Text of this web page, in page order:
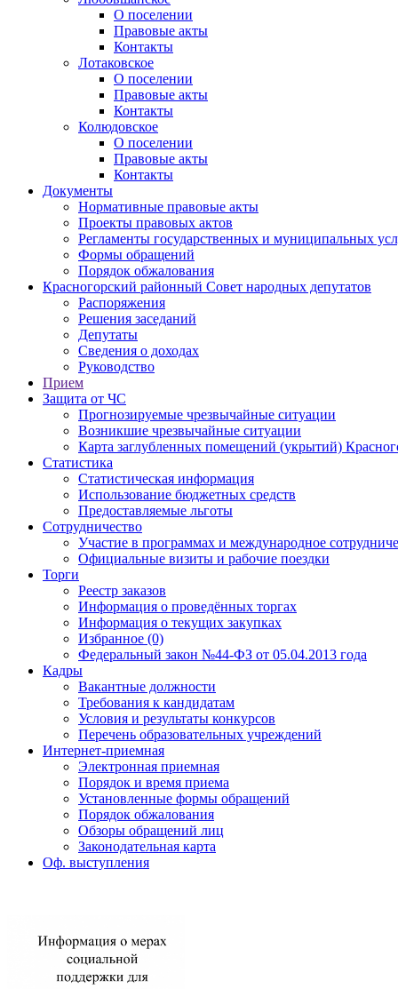
О поселении
Правовые акты
Контакты
Лотаковское
О поселении
Правовые акты
Контакты
Колюдовское
О поселении
Правовые акты
Контакты
Документы
Нормативные правовые акты
Проекты правовых актов
Регламенты государственных и муниципальных
Формы обращений
Порядок обжалования
Красногорский районный Совет народных депутатов
Распоряжения
Решения заседаний
Депутаты
Сведения о доходах
Руководство
Прием
Защита от ЧС
Прогнозируемые чрезвычайные ситуации
Возникшие чрезвычайные ситуации
Карта заглубленных помещений (укрытий)
Статистика
Статистическая информация
Использование бюджетных средств
Предоставляемые льготы
Сотрудничество
Участие в программах и международное
Официальные визиты и рабочие поездки
Торги
Реестр заказов
Информация о проведённых торгах
Информация о текущих закупках
Избранное (0)
Федеральный закон №44-ФЗ от 05.04.2013 года
Кадры
Вакантные должности
Требования к кандидатам
Условия и результаты конкурсов
Перечень образовательных учреждений
Интернет-приемная
Электронная приемная
Порядок и время приема
Установленные формы обращений
Порядок обжалования
Обзоры обращений лиц
Законодательная карта
Оф. выступления